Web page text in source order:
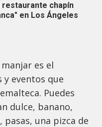
restaurante chapín
en Los Ángeles
manjar es el
eventos que
Puedes
dulce, banano,
pasas, una pizca de